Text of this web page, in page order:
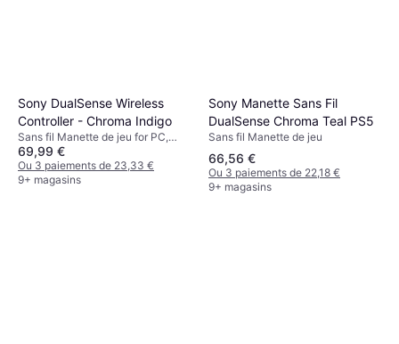
Sony DualSense Wireless
Controller - Chroma Indigo
Sans fil Manette de jeu for PC,
Mac, PlayStation 5, PlayStation 4
69,99 €
Ou 3 paiements de 23,33 €
9+ magasins
Sony Manette Sans Fil
DualSense Chroma Teal PS5
Sans fil Manette de jeu
66,56 €
Ou 3 paiements de 22,18 €
9+ magasins